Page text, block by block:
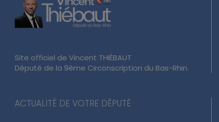
Site officiel de Vincent THIÉBAUT
Député de la 9ème Circonscription du Bas-Rhin.
ACTUALITÉ DE VOTRE DÉPUTÉ